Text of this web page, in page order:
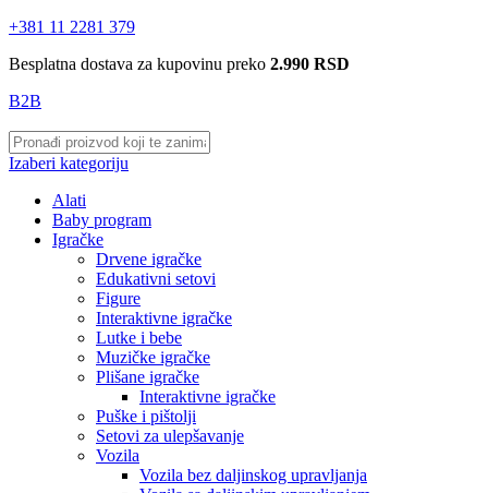
+381 11 2281 379
Besplatna dostava za kupovinu preko 2.990 RSD
B2B
Izaberi kategoriju
Alati
Baby program
Igračke
Drvene igračke
Edukativni setovi
Figure
Interaktivne igračke
Lutke i bebe
Muzičke igračke
Plišane igračke
Interaktivne igračke
Puške i pištolji
Setovi za ulepšavanje
Vozila
Vozila bez daljinskog upravljanja